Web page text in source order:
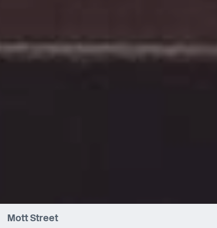
Mott Street